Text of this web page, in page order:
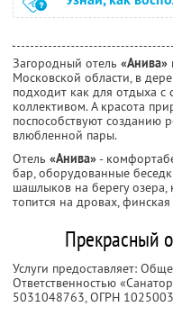
Загородный отель «Анива»
Московской области, в
подходит как для отдыха с
коллективом. А красота
поспособствуют созданию
влюбленной пары.
Отель «Анива»-
бар, оборудованные
шашлыков на берегу озера,
топится на дровах,
Прекрасный
Услуги предоставляет:
Ответственностью
5031048763, ОГРН